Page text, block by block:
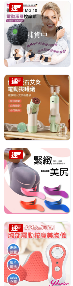
補貨中